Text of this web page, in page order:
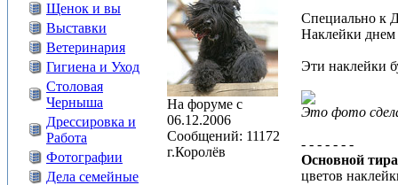
Щенок и вы
Выставки
Ветеринария
Гигиена и Уход
Столовая
Черныша
Дрессировка и
Работа
Фотографии
Дела семейные
На форуме с
06.12.2006
Сообщений: 11172
г.Королёв
Специально к
Наклейки днем
Эти наклейки
Это фото
- - - - - - -
Основной
цветов